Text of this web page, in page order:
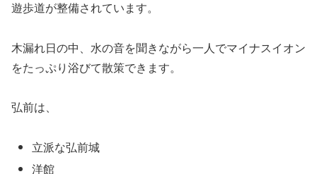
遊歩道が整備されています。
木漏れ日の中、水の音を聞きながら一人でマイナスイオン
をたっぷり浴びて散策できます。
弘前は、
立派な弘前城
洋館